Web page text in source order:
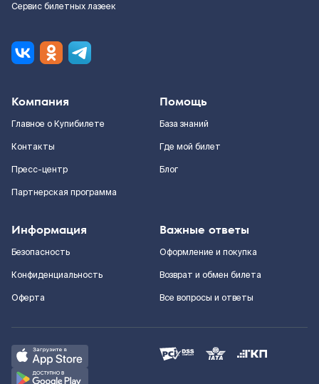
Сервис билетных лазеек
Компания
Главное о Купибилете
Контакты
Пресс-центр
Партнерская программа
Помощь
База знаний
Где мой билет
Блог
Информация
Безопасность
Конфиденциальность
Оферта
Важные ответы
Оформление и покупка
Возврат и обмен билета
Все вопросы и ответы